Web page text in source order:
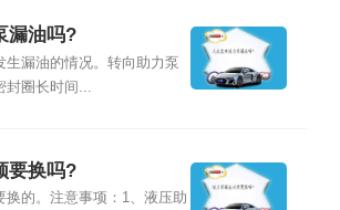
漏油吗?
生漏油的情况。转向助力泵
圈长时间...
要换吗?
换的。注意事项：1、液压助